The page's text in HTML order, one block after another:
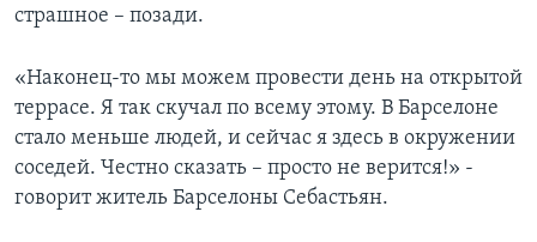
страшное – позади.
«Наконец-то мы можем провести день на открытой
террасе. Я так скучал по всему этому. В Барселоне
стало меньше людей, и сейчас я здесь в окружении
соседей. Честно сказать – просто не верится!» -
говорит житель Барселоны Себастьян.